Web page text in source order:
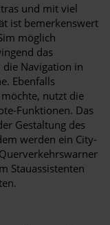
und mit viel
ist bemerkenswert
möglich
das
Navigation in
Ebenfalls
nutzt die
Funktionen. Das
Gestaltung des
werden ein City-
Stauassistenten